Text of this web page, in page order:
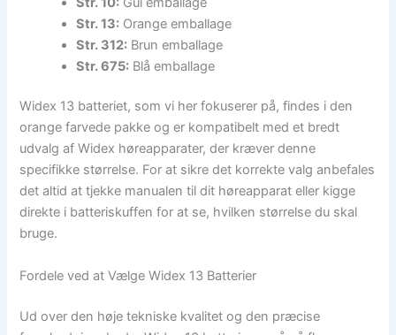
Str. 13: Orange emballage
Str. 312: Brun emballage
Str. 675: Blå emballage
Widex 13 batteriet, som vi her fokuserer på, findes i den
orange farvede pakke og er kompatibelt med et bredt
udvalg af Widex høreapparater, der kræver denne
specifikke størrelse. For at sikre det korrekte valg anbefales
det altid at tjekke manualen til dit høreapparat eller kigge
direkte i batteriskuffen for at se, hvilken størrelse du skal
bruge.
Fordele ved at Vælge Widex 13 Batterier
Ud over den høje tekniske kvalitet og den præcise